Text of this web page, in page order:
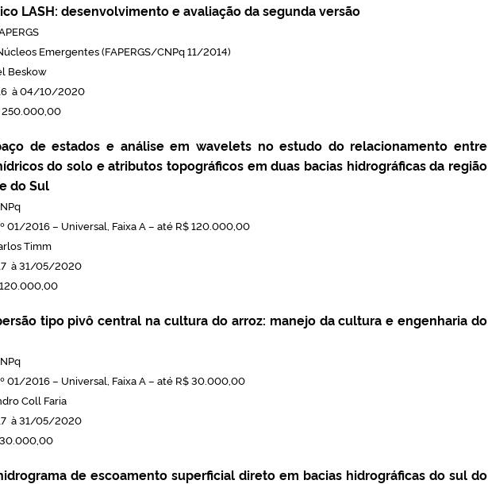
LASH: desenvolvimento e avaliação da segunda versão
Emergentes (FAPERGS/CNPq 11/2014)
Beskow
à 04/10/2020
250.000,00
de estados e análise em wavelets no estudo do relacionamento entre
do solo e atributos topográficos em duas bacias hidrográficas da região
do Sul
01/2016 – Universal, Faixa A – até R$ 120.000,00
Timm
à 31/05/2020
tipo pivô central na cultura do arroz: manejo da cultura e engenharia do
01/2016 – Universal, Faixa A – até R$ 30.000,00
Coll Faria
à 31/05/2020
de escoamento superficial direto em bacias hidrográficas do sul do